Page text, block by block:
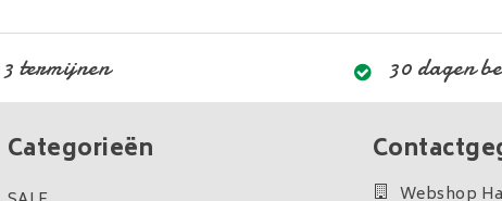
termijnen 30 dagen
Categorieën
Webshop